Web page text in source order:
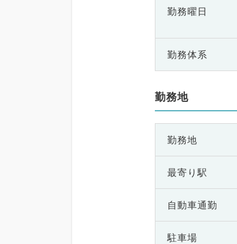
勤務曜日
勤務体系
勤務地
勤務地
最寄り駅
自動車通勤
駐車場